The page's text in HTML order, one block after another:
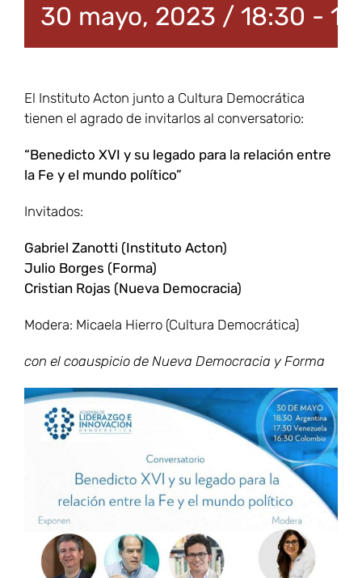
30 mayo, 2023 / 18:30 -
El Instituto Acton junto a Cultura Democrática
tienen el agrado de invitarlos al conversatorio:
“Benedicto XVI y su legado para la relación entre
la Fe y el mundo político”
Invitados:
Gabriel Zanotti (Instituto Acton)
Julio Borges (Forma)
Cristian Rojas (Nueva Democracia)
Modera: Micaela Hierro (Cultura Democrática)
con el coauspicio de Nueva Democracia y Forma